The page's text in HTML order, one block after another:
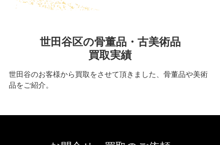
世田谷区の骨董品・古美術品
買取実績
世田谷のお客様から買取をさせて頂きました、骨董品や美術
品をご紹介。